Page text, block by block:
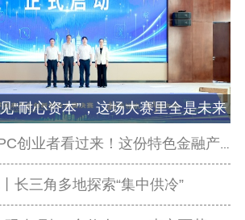
哲学社科
工作通知
成果集萃
文脉
资料下载
新闻宣传
“耐心资本”，这场大赛里全是未来
产业的“金种子”！
经济宣传丨OPC创业者看过来！这份特色金融产品“大礼包”请查收！
长三角多地探索“集中供冷”